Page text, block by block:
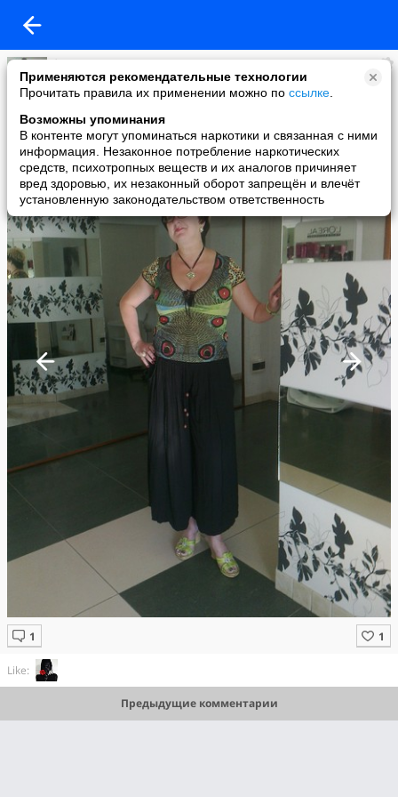
Применяются рекомендательные технологии
Прочитать правила их применении можно по ссылке
Возможны упоминания
В контенте могут упоминаться наркотики и связанная с ними
информация. Незаконное потребление наркотических
средств, психотропных веществ и их аналогов причиняет
вред здоровью, их незаконный оборот запрещён и влечёт
установленную законодательством ответственность
*
added a photo
07 Aug в 11:29
Like:
Предыдущие комментарии